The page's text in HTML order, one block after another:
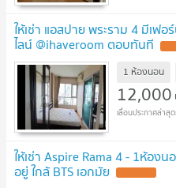
ให้เช่า แอสปาย พระราม 4 มีเฟอ
ไลน์ @ihaveroom ตอบทันที
1 ห้องนอน
12,000
ให้เช่า Aspire Rama 4 - 1ห้อง
อยู่ ใกล้ BTS เอกมัย